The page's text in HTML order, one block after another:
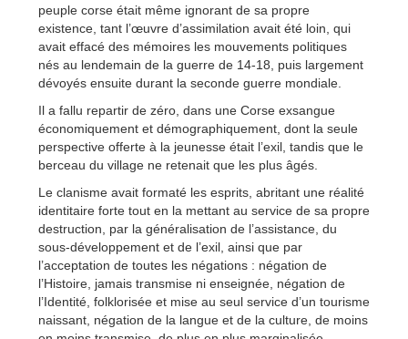
peuple corse était même ignorant de sa propre
existence, tant l’œuvre d’assimilation avait été loin, qui
avait effacé des mémoires les mouvements politiques
nés au lendemain de la guerre de 14-18, puis largement
dévoyés ensuite durant la seconde guerre mondiale.
Il a fallu repartir de zéro, dans une Corse exsangue
économiquement et démographiquement, dont la seule
perspective offerte à la jeunesse était l’exil, tandis que le
berceau du village ne retenait que les plus âgés.
Le clanisme avait formaté les esprits, abritant une réalité
identitaire forte tout en la mettant au service de sa propre
destruction, par la généralisation de l’assistance, du
sous-développement et de l’exil, ainsi que par
l’acceptation de toutes les négations : négation de
l’Histoire, jamais transmise ni enseignée, négation de
l’Identité, folklorisée et mise au seul service d’un tourisme
naissant, négation de la langue et de la culture, de moins